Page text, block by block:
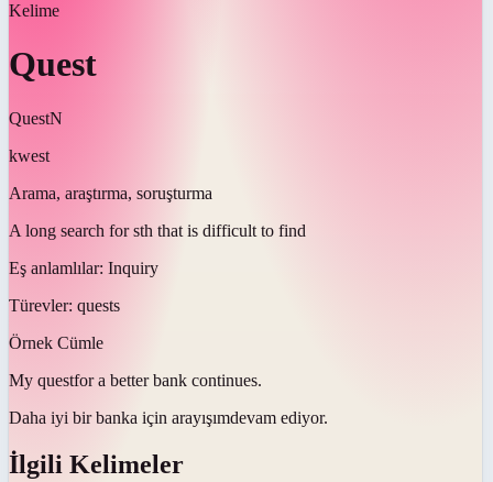
Kelime
Quest
QuestN
kwest
Arama, araştırma, soruşturma
A long search for sth that is difficult to find
Eş anlamlılar: Inquiry
Türevler: quests
Örnek Cümle
My questfor a better bank continues.
Daha iyi bir banka için arayışımdevam ediyor.
İlgili Kelimeler